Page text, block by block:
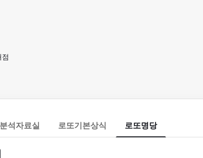
석자료실 로또기본상식 로또명당